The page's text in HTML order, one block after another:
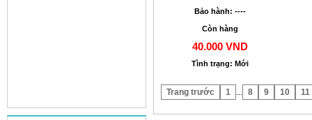
Bảo hành: ----
Còn hàng
40.000 VND
Tình trạng: Mới
Trang trước 1 ... 8 9 10 11